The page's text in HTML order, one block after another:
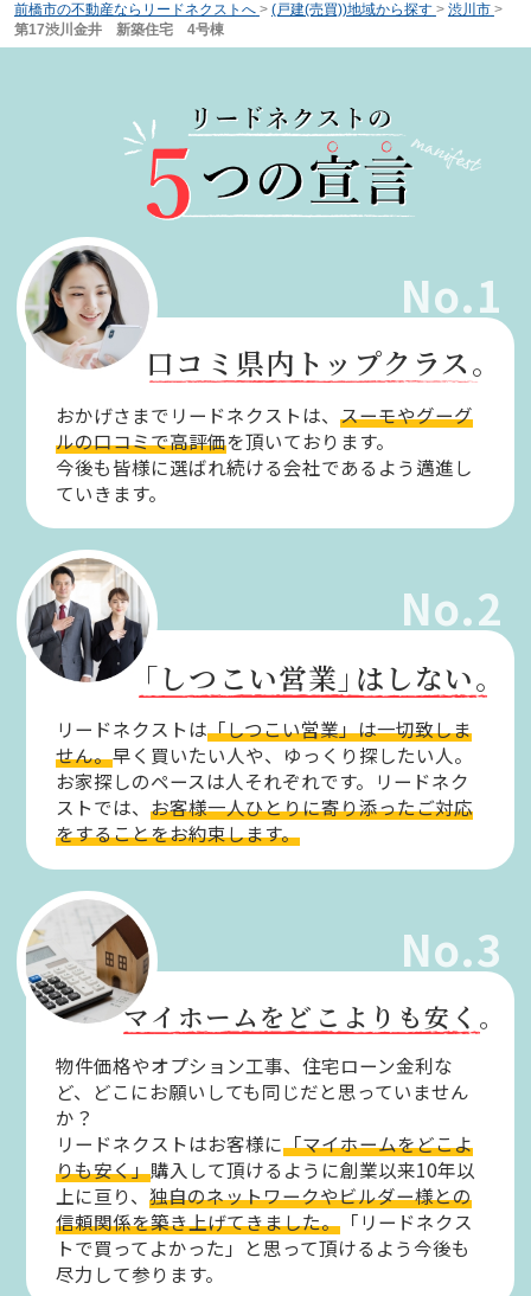
前橋市の不動産ならリードネクストへ > (戸建(売買))地域から探す > 渋川市 >
第17渋川金井 新築住宅 4号棟
No.1
口コミ県内トップクラス。
おかげさまでリードネクストは、スーモやグーグ
ルの口コミで高評価を頂いております。
今後も皆様に選ばれ続ける会社であるよう邁進し
ていきます。
No.2
「しつこい営業」はしない。
リードネクストは「しつこい営業」は一切致しま
せん。早く買いたい人や、ゆっくり探したい人。
お家探しのペースは人それぞれです。リードネク
ストでは、お客様一人ひとりに寄り添ったご対応
をすることをお約束します。
No.3
マイホームをどこよりも安く。
物件価格やオプション工事、住宅ローン金利な
ど、どこにお願いしても同じだと思っていません
か？
リードネクストはお客様に「マイホームをどこよ
りも安く」購入して頂けるように創業以来10年以
上に亘り、独自のネットワークやビルダー様との
信頼関係を築き上げてきました。 「リードネクス
トで買ってよかった」と思って頂けるよう今後も
尽力して参ります。